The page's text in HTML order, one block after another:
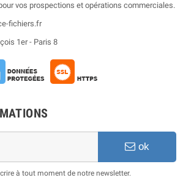
vos prospections et opérations commerciales.
fichiers.fr
1er - Paris 8
ok
à tout moment de notre newsletter.